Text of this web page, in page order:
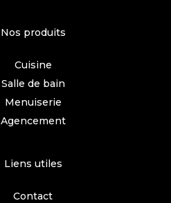
Nos produits
Cuisine
Salle de bain
Menuiserie
Agencement
Liens utiles
Contact